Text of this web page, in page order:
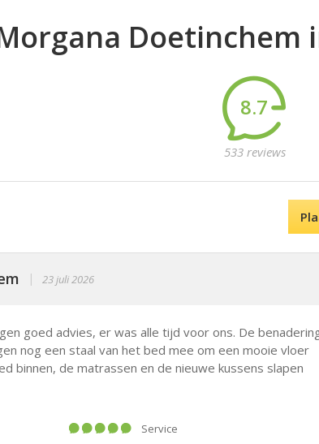
Doetinchem
8.7
533 reviews
| 23 juli 2026
goed advies, er was alle tijd voor ons. De
nog een staal van het bed mee om een mooie vloer
binnen, de matrassen en de nieuwe kussens slapen
Service